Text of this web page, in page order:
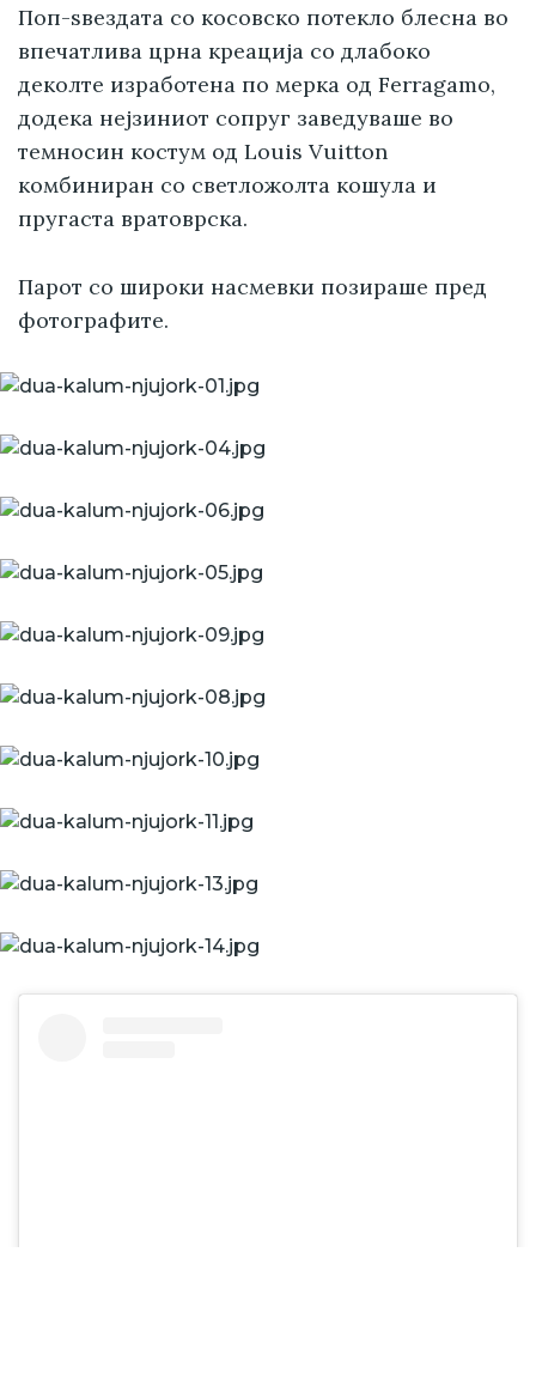
Поп-ѕвездата со косовско потекло блесна во
впечатлива црна креација со длабоко
деколте изработена по мерка од Ferragamo,
додека нејзиниот сопруг заведуваше во
темносин костум од Louis Vuitton
комбиниран со светложолта кошула и
пругаста вратоврска.
Парот со широки насмевки позираше пред
фотографите.